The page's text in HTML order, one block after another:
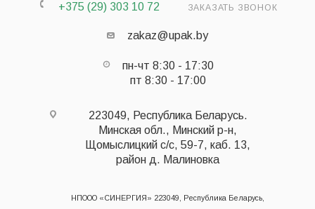
+375 (29) 303 10 72 ЗАКАЗАТЬ ЗВОНОК
zakaz@upak.by
пн-чт 8:30 - 17:30
пт 8:30 - 17:00
223049, Республика Беларусь.
Минская обл., Минский р-н,
Щомыслицкий с/с, 59-7, каб. 13,
район д. Малиновка
НПООО «СИНЕРГИЯ» 223049, Республика Беларусь,